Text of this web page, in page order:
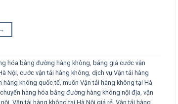
→
hóa bằng đường hàng không, bảng giá cước vận
Nội, cước vận tải hàng không, dịch vụ Vận tải hàng
hàng không quốc tế, muốn Vận tải hàng không tại Hà
hàng hóa bằng đường hàng không nội địa, vận
, Vận tải hàng không tại Hà Nội giá rẻ, Vận tải hàng